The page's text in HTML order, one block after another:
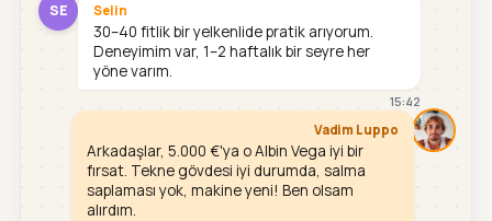
SE Selin
30–40 fitlik bir yelkenlide pratik arıyorum.
Deneyimim var, 1–2 haftalık bir seyre her
yöne varım.
15:42
Vadim Luppo
Arkadaşlar, 5.000 €'ya o Albin Vega iyi bir
fırsat. Tekne gövdesi iyi durumda, salma
saplaması yok, makine yeni! Ben olsam
alırdım.